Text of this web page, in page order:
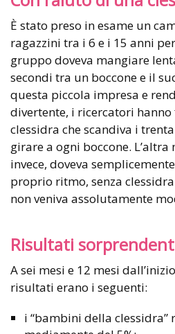
È stato preso in esame un
ragazzini tra i 6 e i 15 anni
gruppo doveva mangiare
secondi tra un boccone e il
questa piccola impresa e
divertente, i ricercatori
clessidra che scandiva i
girare a ogni boccone.
invece, doveva
proprio ritmo, senza
non veniva assolutamente
Risultati
A sei mesi e 12 mesi
risultati erano i seguenti:
i “bambini della